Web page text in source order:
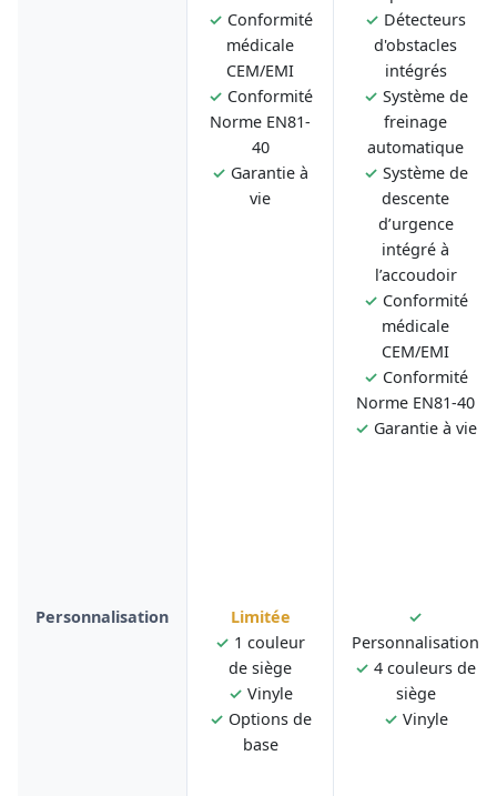
✓ Conformité
médicale
CEM/EMI
✓ Conformité
Norme EN81-
40
✓ Garantie à
vie
✓ Détecteurs
d'obstacles
intégrés
✓ Système de
freinage
automatique
✓ Système de
descente
d’urgence
intégré à
l’accoudoir
✓ Conformité
médicale
CEM/EMI
✓ Conformité
Norme EN81-40
✓ Garantie à vie
Personnalisation
Limitée
✓ 1 couleur
de siège
✓ Vinyle
✓ Options de
base
✓
Personnalisation
✓ 4 couleurs de
siège
✓ Vinyle